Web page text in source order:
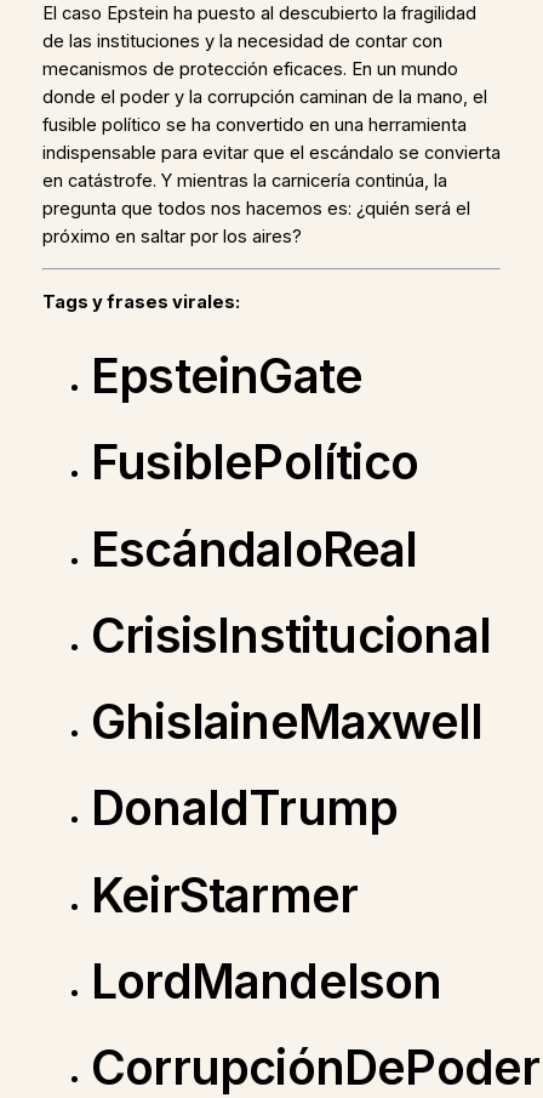
El caso Epstein ha puesto al descubierto la fragilidad
de las instituciones y la necesidad de contar con
mecanismos de protección eficaces. En un mundo
donde el poder y la corrupción caminan de la mano, el
fusible político se ha convertido en una herramienta
indispensable para evitar que el escándalo se convierta
en catástrofe. Y mientras la carnicería continúa, la
pregunta que todos nos hacemos es: ¿quién será el
próximo en saltar por los aires?
Tags y frases virales:
EpsteinGate
FusiblePolítico
EscándaloReal
CrisisInstitucional
GhislaineMaxwell
DonaldTrump
KeirStarmer
LordMandelson
CorrupciónDePoder